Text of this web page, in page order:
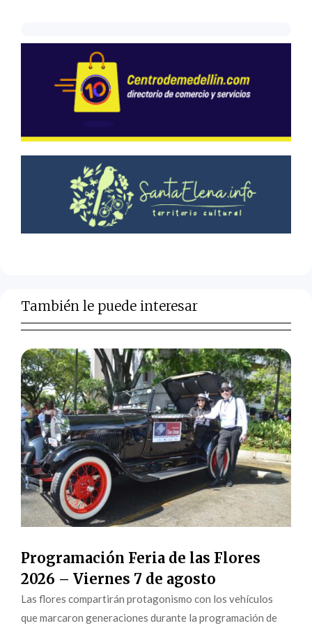
También le puede interesar
Programación Feria de las Flores
2026 – Viernes 7 de agosto
Las flores compartirán protagonismo con los vehículos
que marcaron generaciones durante la programación de